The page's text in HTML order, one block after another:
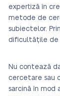
expertiză în
metode de
subiectelor.
dificultățile de
Nu contează
cercetare sau
sarcină în